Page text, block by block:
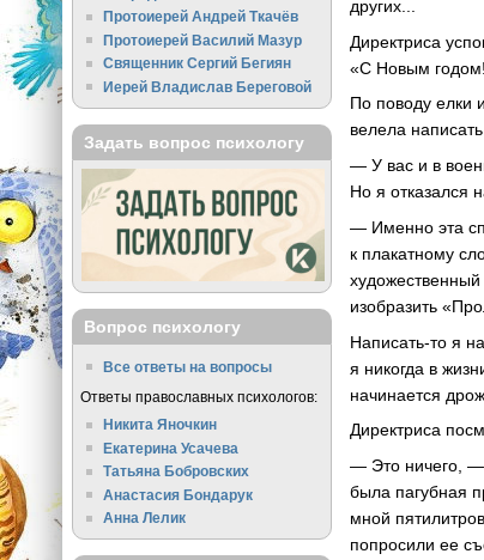
других...
Директриса
«С Новым
По поводу елки
велела
— У вас и в
Но я отказался
— Именно эта
к плакатному
изобразить
Написать-то я
я никогда в
начинается
Директриса
— Это ничего, —
была пагубная
мной
попросили ее
Протоиерей Андрей Ткачёв
Протоиерей Василий Мазур
Священник Сергий Бегиян
Иерей Владислав Береговой
Задать вопрос психологу
Вопрос психологу
Все ответы на вопросы
Ответы православных психологов:
Никита Яночкин
Екатерина Усачева
Татьяна Бобровских
Анастасия Бондарук
Анна Лелик